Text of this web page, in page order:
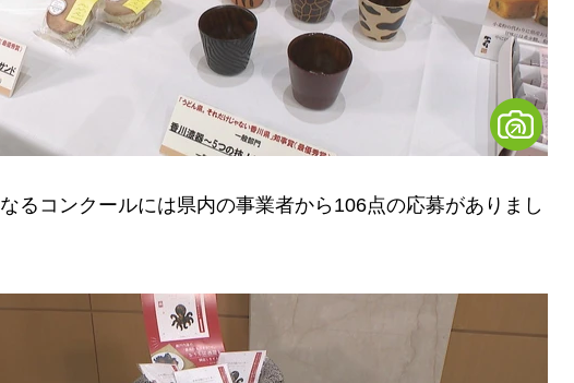
るコンクールには県内の事業者から106点の応募がありまし